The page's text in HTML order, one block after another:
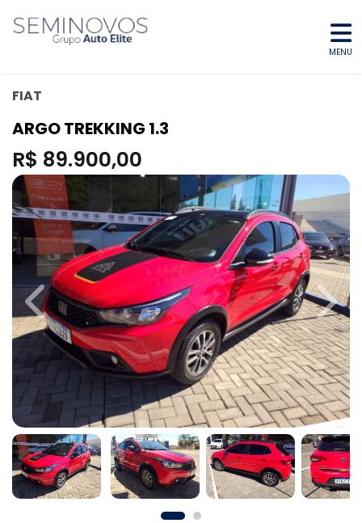
MENU
FIAT
ARGO TREKKING 1.3
R$ 89.900,00
Previous Next